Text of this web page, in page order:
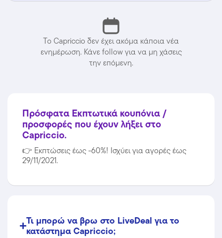
Το Capriccio δεν έχει ακόμα κάποια νέα
ενημέρωση. Κάνε follow για να μη χάσεις
την επόμενη.
Πρόσφατα Εκπτωτικά κουπόνια /
προσφορές που έχουν λήξει στο
Capriccio.
👉 Εκπτώσεις έως -60%! Ισχύει για αγορές έως
29/11/2021.
Τι μπορώ να βρω στο LiveDeal για το
κατάστημα Capriccio;